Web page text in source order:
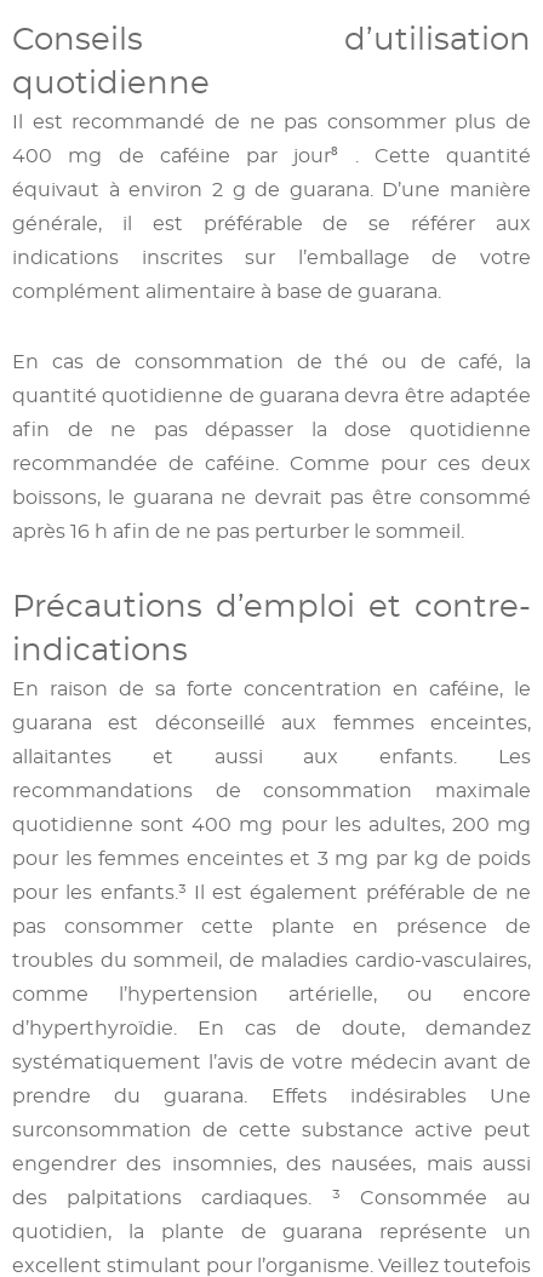
Conseils d’utilisation
quotidienne
Il est recommandé de ne pas consommer plus de
400 mg de caféine par jour⁸ . Cette quantité
équivaut à environ 2 g de guarana. D’une manière
générale, il est préférable de se référer aux
indications inscrites sur l’emballage de votre
complément alimentaire à base de guarana.
En cas de consommation de thé ou de café, la
quantité quotidienne de guarana devra être adaptée
afin de ne pas dépasser la dose quotidienne
recommandée de caféine. Comme pour ces deux
boissons, le guarana ne devrait pas être consommé
après 16 h afin de ne pas perturber le sommeil.
Précautions d’emploi et contre-
indications
En raison de sa forte concentration en caféine, le
guarana est déconseillé aux femmes enceintes,
allaitantes et aussi aux enfants. Les
recommandations de consommation maximale
quotidienne sont 400 mg pour les adultes, 200 mg
pour les femmes enceintes et 3 mg par kg de poids
pour les enfants.³ Il est également préférable de ne
pas consommer cette plante en présence de
troubles du sommeil, de maladies cardio-vasculaires,
comme l’hypertension artérielle, ou encore
d’hyperthyroïdie. En cas de doute, demandez
systématiquement l’avis de votre médecin avant de
prendre du guarana. Effets indésirables Une
surconsommation de cette substance active peut
engendrer des insomnies, des nausées, mais aussi
des palpitations cardiaques. ³ Consommée au
quotidien, la plante de guarana représente un
excellent stimulant pour l’organisme. Veillez toutefois